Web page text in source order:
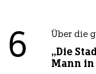
6 Über die
„Die
Mann in